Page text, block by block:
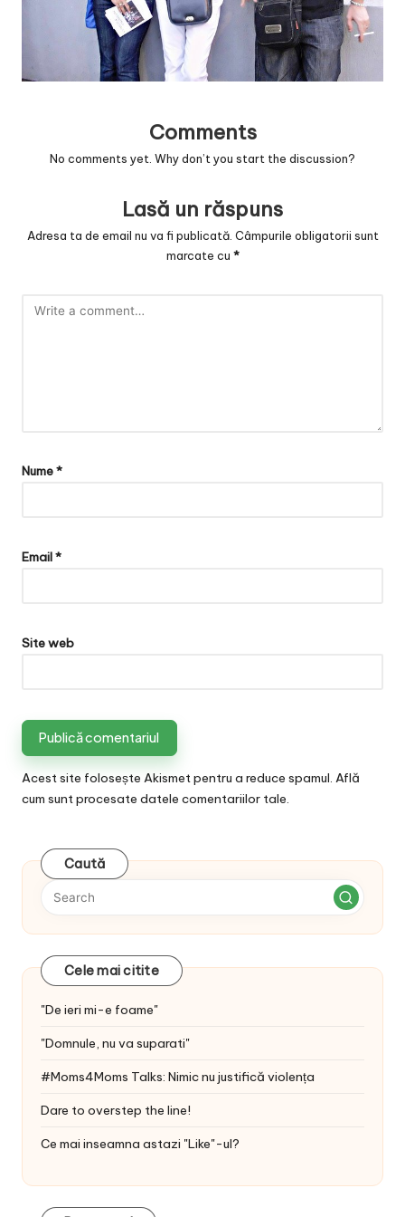
c
Comments
No comments yet. Why don’t you start the discussion?
Lasă un răspuns
Adresa ta de email nu va fi publicată. Câmpurile obligatorii sunt
marcate cu *
Nume*
Email*
Site web
Acest site folosește Akismet pentru a reduce spamul. Află
cum sunt procesate datele comentariilor tale.
Caută
Cele mai citite
"De ieri mi-e foame"
"Domnule, nu va suparati"
#Moms4Moms Talks: Nimic nu justifică violența
Dare to overstep the line!
Ce mai inseamna astazi "Like"-ul?